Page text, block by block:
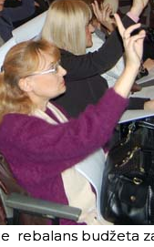
rebalans budžeta